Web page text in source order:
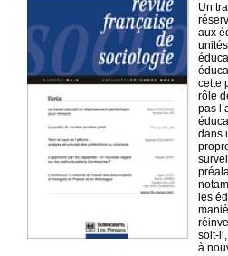
Un
aux
cette
rôle
pas
dans
les
soit-
à